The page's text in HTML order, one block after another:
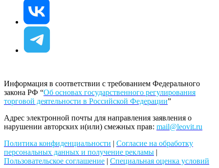
Информация в соответствии с требованием Федерального
закона РФ “Об основах государственного регулирования
торговой деятельности в Российской Федерации”
Адрес электронной почты для направления заявления о
нарушении авторских и(или) смежных прав: mail@leovit.ru
Политика конфиденциальности | Согласие на обработку
персональных данных и получение рекламы |
Пользовательское соглашение | Специальная оценка условий